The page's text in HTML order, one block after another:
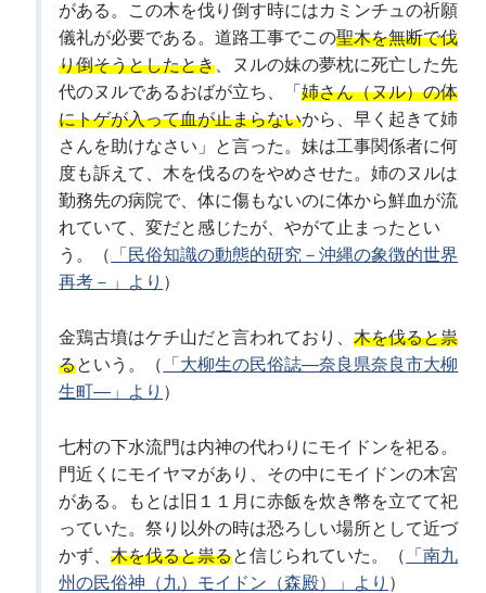
がある。この木を伐り倒す時にはカミンチュの祈願
儀礼が必要である。道路工事でこの聖木を無断で伐
り倒そうとしたとき 、ヌルの妹の夢枕に死亡した先
代のヌルであるおばが立ち、「姉さん（ヌル）の体
にトゲが入って血が止まらないから、早く起きて姉
さんを助けなさい」と言った。妹は工事関係者に何
度も訴えて、木を伐るのをやめさせた。姉のヌルは
勤務先の病院で、体に傷もないのに体から鮮血が流
れていて、変だと感じたが、やがて止まったとい
う。（
「民俗知識の動態的研究－沖縄の象徴的世界
再考－」より ）
金鶏古墳はケチ山だと言われており、木を伐ると祟
るという。（
「大柳生の民俗誌―奈良県奈良市大柳
生町―」より ）
七村の下水流門は内神の代わりにモイドンを祀る。
門近くにモイヤマがあり、その中にモイドンの木宮
がある。もとは旧１１月に赤飯を炊き幣を立てて祀
っていた。祭り以外の時は恐ろしい場所として近づ
かず、木を伐ると祟ると信じられていた。（
「南九
州の民俗神（九）モイドン（森殿）」より ）